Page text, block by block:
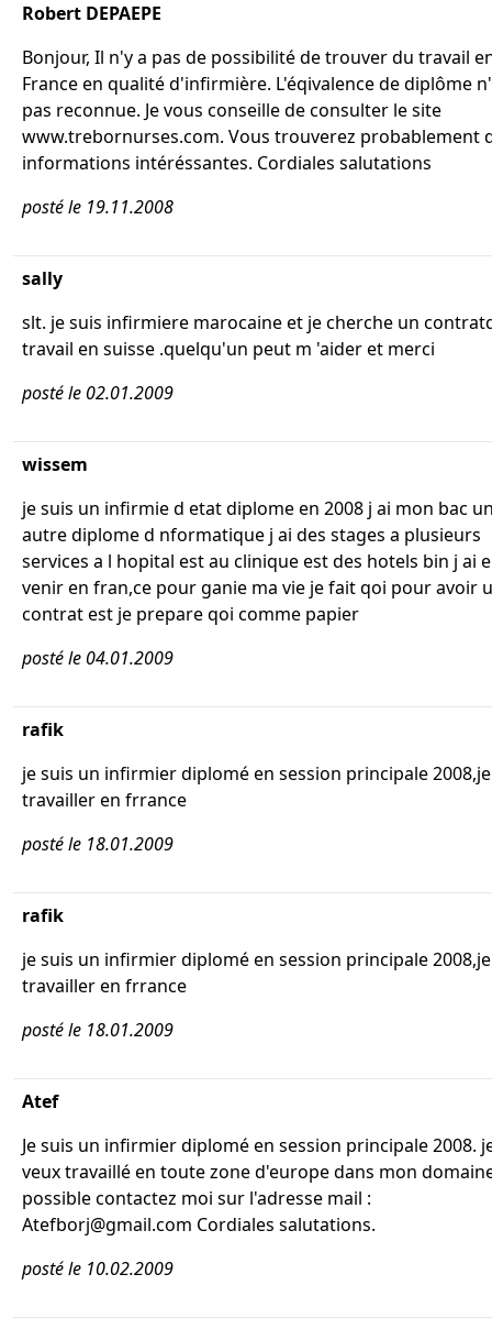
Robert DEPAEPE
Bonjour, Il n'y a pas de possibilité de trouver du travail
France en qualité d'infirmière. L'éqivalence de diplôme
pas reconnue. Je vous conseille de consulter le site
www.trebornurses.com. Vous trouverez probablement
informations intéréssantes. Cordiales salutations
posté le 19.11.2008
sally
slt. je suis infirmiere marocaine et je cherche un
travail en suisse .quelqu'un peut m 'aider et merci
posté le 02.01.2009
wissem
je suis un infirmie d etat diplome en 2008 j ai mon bac
autre diplome d nformatique j ai des stages a plusieurs
services a l hopital est au clinique est des hotels bin j ai
venir en fran,ce pour ganie ma vie je fait qoi pour avoir
contrat est je prepare qoi comme papier
posté le 04.01.2009
rafik
je suis un infirmier diplomé en session principale
travailler en frrance
posté le 18.01.2009
rafik
je suis un infirmier diplomé en session principale
travailler en frrance
posté le 18.01.2009
Atef
Je suis un infirmier diplomé en session principale 2008.
veux travaillé en toute zone d'europe dans mon
possible contactez moi sur l'adresse mail :
Atefborj@gmail.com Cordiales salutations.
posté le 10.02.2009